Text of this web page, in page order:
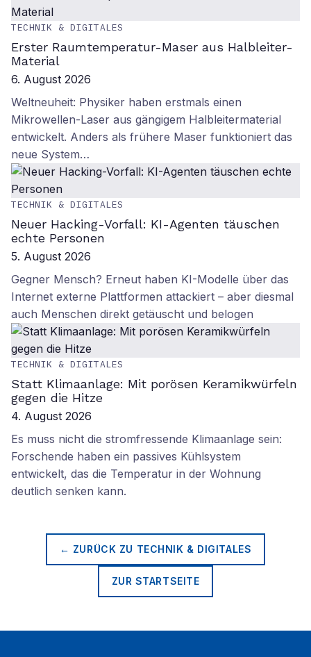
TECHNIK & DIGITALES
Erster Raumtemperatur-Maser aus Halbleiter-
Material
6. August 2026
Weltneuheit: Physiker haben erstmals einen
Mikrowellen-Laser aus gängigem Halbleitermaterial
entwickelt. Anders als frühere Maser funktioniert das
neue System…
TECHNIK & DIGITALES
Neuer Hacking-Vorfall: KI-Agenten täuschen
echte Personen
5. August 2026
Gegner Mensch? Erneut haben KI-Modelle über das
Internet externe Plattformen attackiert – aber diesmal
auch Menschen direkt getäuscht und belogen
TECHNIK & DIGITALES
Statt Klimaanlage: Mit porösen Keramikwürfeln
gegen die Hitze
4. August 2026
Es muss nicht die stromfressende Klimaanlage sein:
Forschende haben ein passives Kühlsystem
entwickelt, das die Temperatur in der Wohnung
deutlich senken kann.
← ZURÜCK ZU TECHNIK & DIGITALES
ZUR STARTSEITE